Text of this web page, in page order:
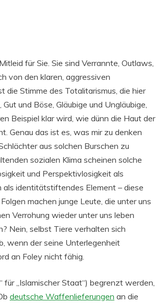
für Sie. Sie sind Verrannte, Outlaws,
von den klaren, aggressiven
die Stimme des Totalitarismus, die hier
und Böse, Gläubige und Ungläubige,
Beispiel klar wird, wie dünn die Haut der
Genau das ist es, was mir zu denken
aus solchen Burschen zu
sozialen Klima scheinen solche
und Perspektivlosigkeit als
als identitätstiftendes Element – diese
machen junge Leute, die unter uns
Verrohung wieder unter uns leben
Nein, selbst Tiere verhalten sich
wenn der seine Unterlegenheit
an Foley nicht fähig.
„Islamischer Staat“) begrenzt werden,
deutsche Waffenlieferungen an die